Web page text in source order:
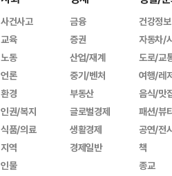
사건사고
교육
노동
언론
환경
인권/복지
식품/의료
지역
인물
금융
증권
산업/재계
중기/벤처
부동산
글로벌경제
생활경제
경제일반
건강정보
자동차/
도로/교
여행/레
음식/맛
패션/뷰
공연/전
책
종교